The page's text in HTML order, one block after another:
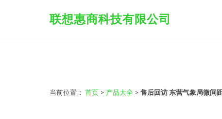
联想惠商科技有限公司
当前位置： 首页 > 产品大全 > 售后回访 东营气象局微间